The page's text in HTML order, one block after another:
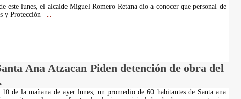
este lunes, el alcalde Miguel Romero Retana dio a conocer que personal de
y Protección
Ana Atzacan Piden detención de obra del
de la mañana de ayer lunes, un promedio de 60 habitantes de Santa ana